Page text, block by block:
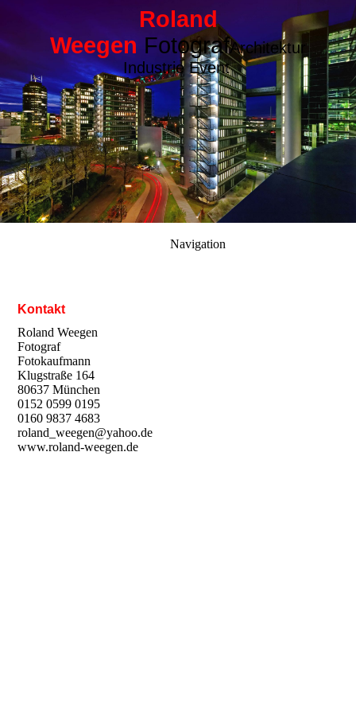
Roland
Weegen FotografArchitektur
Industrie Event
Navigation
Kontakt
Roland Weegen
Fotograf
Fotokaufmann
Klugstraße 164
80637 München
0152 0599 0195
0160 9837 4683
roland_weegen@yahoo.de
www.roland-weegen.de